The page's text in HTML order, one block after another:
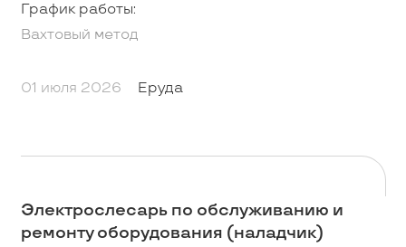
График работы:
Вахтовый метод
01 июля 2026 Еруда
Электрослесарь по обслуживанию и
ремонту оборудования (наладчик)